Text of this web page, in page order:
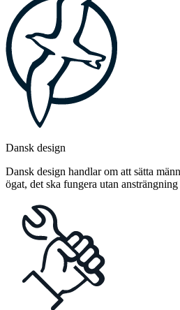
Dansk design
Dansk design handlar om att sätta
ögat, det ska fungera utan